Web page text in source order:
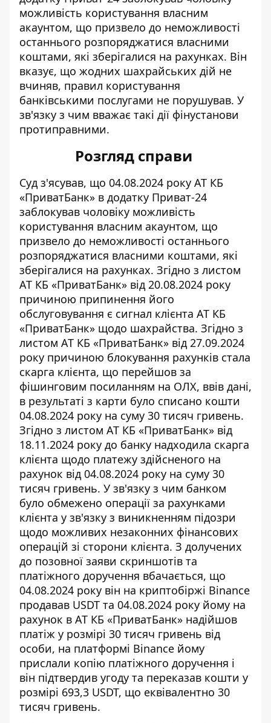
можливість користування власним
акаунтом, що призвело до неможливості
останнього розпоряджатися власними
коштами, які зберігалися на рахунках. Він
вказує, що жодних шахрайських дій не
вчиняв, правил користування
банківськими послугами не порушував. У
зв'язку з чим вважає такі дії фінустанови
протиправними.
Розгляд справи
Суд з'ясував, що 04.08.2024 року АТ КБ
«ПриватБанк» в додатку Приват-24
заблокував чоловіку можливість
користування власним акаунтом, що
призвело до неможливості останнього
розпоряджатися власними коштами, які
зберігалися на рахунках. Згідно з листом
АТ КБ «ПриватБанк» від 20.08.2024 року
причиною припинення його
обслуговування є сигнал клієнта АТ КБ
«ПриватБанк» щодо шахрайства. Згідно з
листом АТ КБ «ПриватБанк» від 27.09.2024
року причиною блокування рахунків стала
скарга клієнта, що перейшов за
фішинговим посиланням на ОЛХ, ввів дані,
в результаті з карти було списано кошти
04.08.2024 року на суму 30 тисяч гривень.
Згідно з листом АТ КБ «ПриватБанк» від
18.11.2024 року до банку надходила скарга
клієнта щодо платежу здійсненого на
рахунок від 04.08.2024 року на суму 30
тисяч гривень. У зв'язку з чим банком
було обмежено операції за рахунками
клієнта у зв'язку з виникненням підозри
щодо можливих незаконних фінансових
операцій зі сторони клієнта. З долучених
до позовної заяви скриншотів та
платіжного доручення вбачається, що
04.08.2024 року він на криптобіржі Binance
продавав USDT та 04.08.2024 року йому на
рахунок в АТ КБ «ПриватБанк» надійшов
платіж у розмірі 30 тисяч гривень від
особи, на платформі Binance йому
прислали копію платіжного доручення і
він підтвердив угоду та переказав кошти у
розмірі 693,3 USDT, що еквівалентно 30
тисяч гривень.